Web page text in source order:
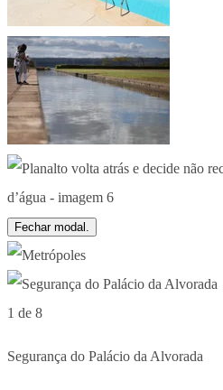
Fechar modal.
1 de 8
Segurança do Palácio da Alvorada